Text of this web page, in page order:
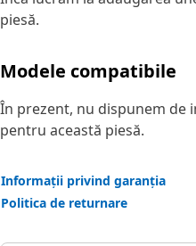
piesă.
Modele compatibile
În prezent, nu dispunem
pentru această piesă.
Informații privind garanția
Politica de returnare